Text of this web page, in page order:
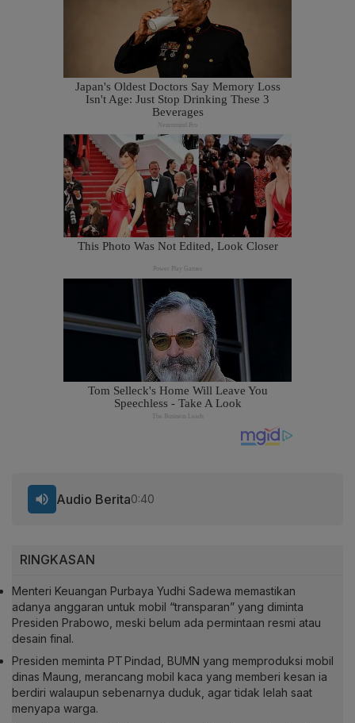
RINGKASAN
Menteri Keuangan Purbaya Yudhi Sadewa memastikan
adanya anggaran untuk mobil “transparan” yang diminta
Presiden Prabowo, meski belum ada permintaan resmi atau
desain final.
Presiden meminta PT Pindad, BUMN yang memproduksi mobil
dinas Maung, merancang mobil kaca yang memberi kesan ia
berdiri walaupun sebenarnya duduk, agar tidak lelah saat
menyapa warga.
Audio Berita0:40